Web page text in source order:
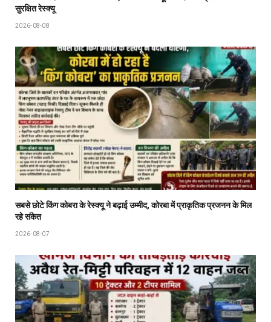
सुरक्षित रेस्क्यू
2026-08-08
सबसे छोटे किंग कोबरा के रेस्क्यू ने बढ़ाई उम्मीद, कोरबा में प्राकृतिक प्रजनन के मिल
रहे संकेत
2026-08-07